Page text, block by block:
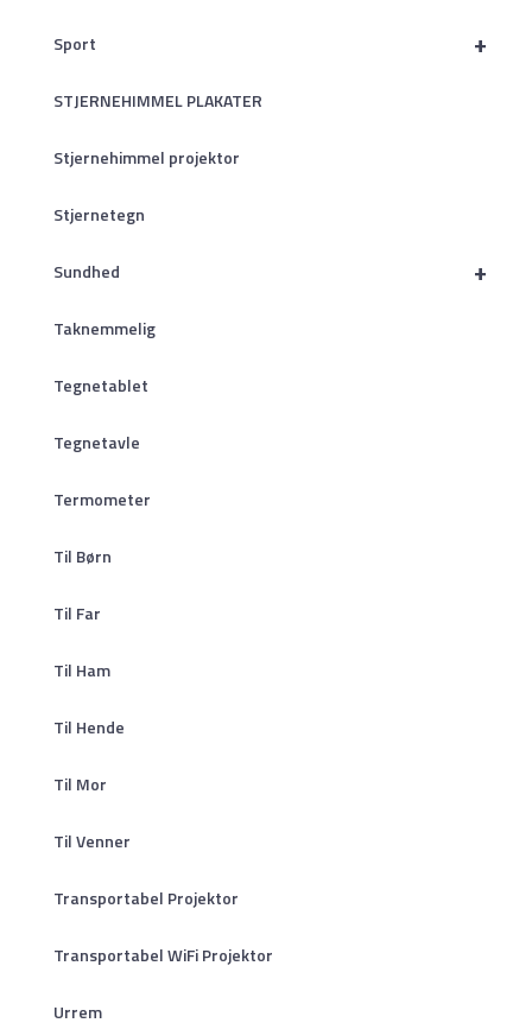
+
Sport
STJERNEHIMMEL PLAKATER
Stjernehimmel projektor
Stjernetegn
+
Sundhed
Taknemmelig
Tegnetablet
Tegnetavle
Termometer
Til Børn
Til Far
Til Ham
Til Hende
Til Mor
Til Venner
Transportabel Projektor
Transportabel WiFi Projektor
Urrem